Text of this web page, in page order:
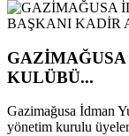
GAZİMAĞUSA
KULÜBÜ...
Gazimağusa İdman
yönetim kurulu